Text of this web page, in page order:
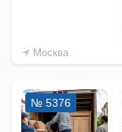
Москва
№ 5376